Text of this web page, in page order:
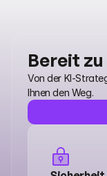
Bereit
Von der KI-
Ihnen den Weg.